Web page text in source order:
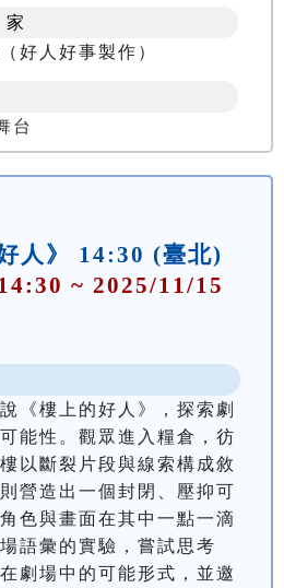
好人好事製作）
台
人》 14:30 (臺北)
~ 2025/11/15
《樓上的好人》，探索劇
能性。觀眾進入糧倉，彷
以斷裂片段與線索構成敘
營造出一個封閉、壓抑可
色與畫面在其中一點一滴
語彙的實驗，嘗試思考
劇場中的可能形式，並邀